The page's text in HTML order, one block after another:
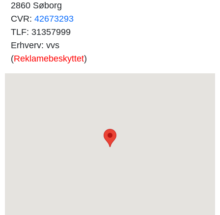
2860 Søborg
CVR: 42673293
TLF: 31357999
Erhverv: vvs
(Reklamebeskyttet)